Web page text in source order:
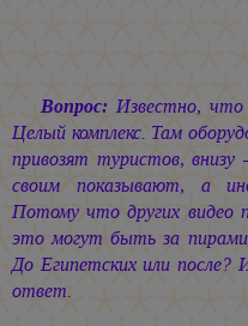
Вопрос: Известно,
Целый комплекс. Там
привозят туристов,
своим показывают, а
Потому что других
это могут быть за
До Египетских или после?
ответ.